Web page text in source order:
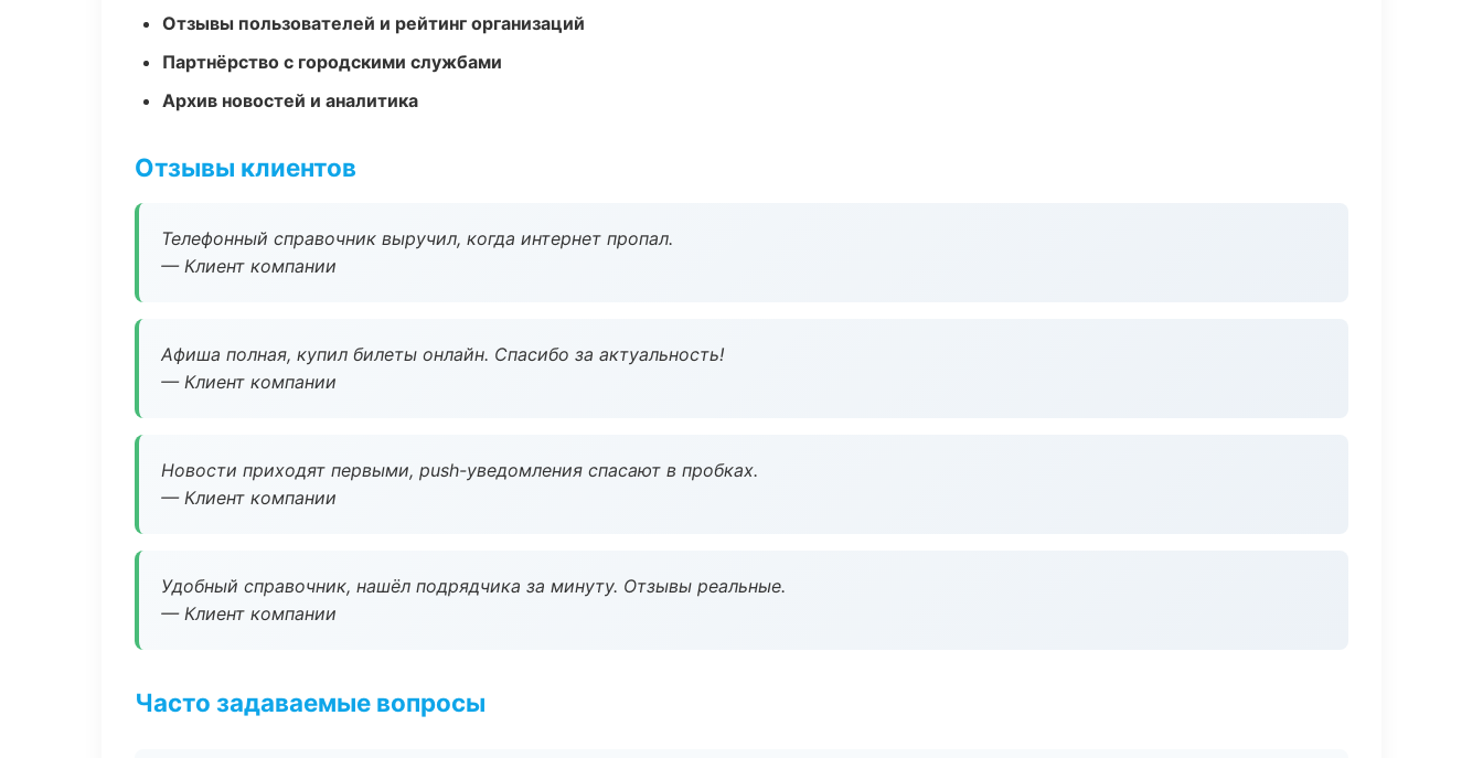
Отзывы пользователей и рейтинг организаций
Партнёрство с городскими службами
Архив новостей и аналитика
Отзывы клиентов
Телефонный справочник выручил, когда интернет пропал.
— Клиент компании
Афиша полная, купил билеты онлайн. Спасибо за актуальность!
— Клиент компании
Новости приходят первыми, push-уведомления спасают в пробках.
— Клиент компании
Удобный справочник, нашёл подрядчика за минуту. Отзывы реальные.
— Клиент компании
Часто задаваемые вопросы